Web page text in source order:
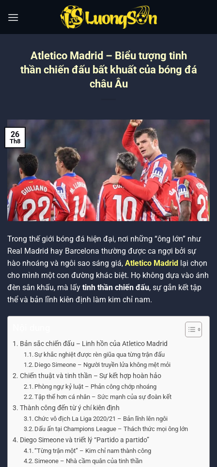
qua
Atletico Madrid – Biểu tượng tinh
thần chiến đấu bất khuất của bóng đá
châu Âu
26
Th8
Trong thế giới bóng đá hiện đại, nơi những “ông lớn” như
Real Madrid hay Barcelona thường được ca ngợi bởi sự
hào nhoáng và ngôi sao sáng giá, Atletico Madrid lại chọn
cho mình một con đường khác biệt. Họ không dựa vào ánh
đèn sân khấu, mà lấy tinh thần chiến đấu, sự gắn kết tập
thể và bản lĩnh kiên định làm kim chỉ nam.
Bản sắc chiến đấu – Linh hồn của Atletico Madrid
Sự khắc nghiệt được rèn giũa qua từng trận đấu
Diego Simeone – Người truyền lửa không mệt mỏi
Chiến thuật và tinh thần – Sự kết hợp hoàn hảo
Phòng ngự kỷ luật – Phản công chớp nhoáng
Tập thể hơn cá nhân – Sức mạnh của sự đoàn kết
Thành công đến từ ý chí kiên định
Chức vô địch La Liga 2020/21 – Bản lĩnh lên ngôi
Dấu ấn tại Champions League – Thách thức mọi ông lớn
Diego Simeone và triết lý “Partido a partido”
“Từng trận một” – Kim chỉ nam thành công
Simeone – Nhà cầm quân của tinh thần